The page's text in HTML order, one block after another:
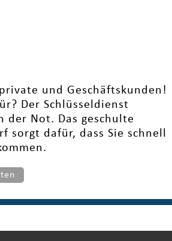
und Geschäftskunden!
Der Schlüsseldienst
der Not. Das geschulte
sorgt dafür, dass Sie schnell